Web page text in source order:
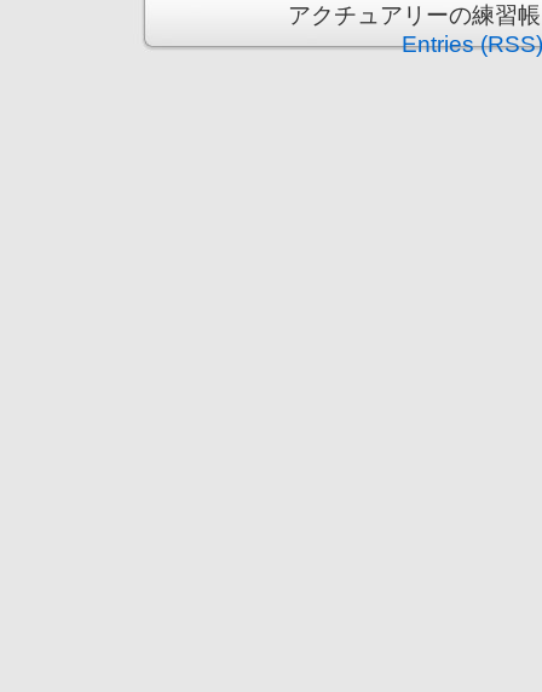
アクチュアリーの練習
Entries (RSS)